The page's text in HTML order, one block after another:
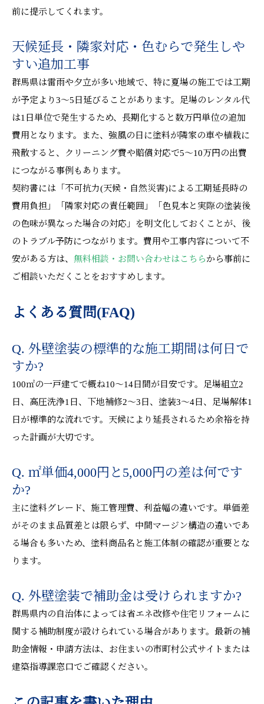
前に提示してくれます。
天候延長・隣家対応・色むらで発生しや
すい追加工事
群馬県は雷雨や夕立が多い地域で、特に夏場の施工では工期
が予定より3〜5日延びることがあります。足場のレンタル代
は1日単位で発生するため、長期化すると数万円単位の追加
費用となります。また、強風の日に塗料が隣家の車や植栽に
飛散すると、クリーニング費や賠償対応で5〜10万円の出費
につながる事例もあります。
契約書には「不可抗力(天候・自然災害)による工期延長時の
費用負担」「隣家対応の責任範囲」「色見本と実際の塗装後
の色味が異なった場合の対応」を明文化しておくことが、後
のトラブル予防につながります。費用や工事内容について不
安がある方は、 無料相談・お問い合わせはこちらから事前に
ご相談いただくことをおすすめします。
よくある質問(FAQ)
Q. 外壁塗装の標準的な施工期間は何日で
すか?
100㎡の一戸建てで概ね10〜14日間が目安です。足場組立2
日、高圧洗浄1日、下地補修2〜3日、塗装3〜4日、足場解体1
日が標準的な流れです。天候により延長されるため余裕を持
った計画が大切です。
Q. ㎡単価4,000円と5,000円の差は何です
か?
主に塗料グレード、施工管理費、利益幅の違いです。単価差
がそのまま品質差とは限らず、中間マージン構造の違いであ
る場合も多いため、塗料商品名と施工体制の確認が重要とな
ります。
Q. 外壁塗装で補助金は受けられますか?
群馬県内の自治体によっては省エネ改修や住宅リフォームに
関する補助制度が設けられている場合があります。最新の補
助金情報・申請方法は、お住まいの市町村公式サイトまたは
建築指導課窓口でご確認ください。